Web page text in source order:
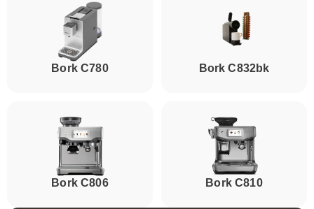
Bork C780 Bork C832bk
Bork C806 Bork C810